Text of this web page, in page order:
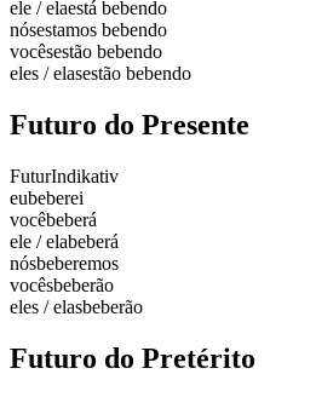
ele / elaestá bebendo
nósestamos bebendo
vocêsestão bebendo
eles / elasestão bebendo
Futuro do Presente
FuturIndikativ
eubeberei
vocêbeberá
ele / elabeberá
nósbeberemos
vocêsbeberão
eles / elasbeberão
Futuro do Pretérito